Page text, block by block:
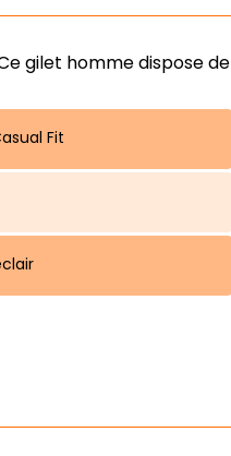
gilet homme dispose
Fit